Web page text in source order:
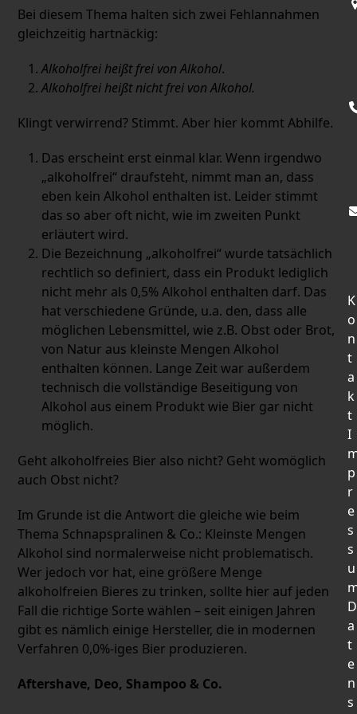
Bei diesem Thema halten sich zwei Fehlannahmen
gleichzeitig hartnäckig:
Alkoholfrei heißt frei von Alkohol.
Alkoholfrei heißt nicht frei von Alkohol.
Klingt verwirrend? Stimmt. Aber hier kommt Abhilfe.
Das erscheint erst einmal klar. Wenn irgendwo
„alkoholfrei“ draufsteht, nimmt man an, dass
eben kein Alkohol enthalten ist. Leider stimmt
das so aber oft nicht, wie im zweiten Punkt
erläutert wird.
Die Bezeichnung „alkoholfrei“ wurde tatsächlich
rechtlich so definiert, dass ein Produkt lediglich
nicht mehr als 0,5% Alkohol enthalten darf. Das
hat verschiedene Gründe, u.a. den, dass alle
möglichen Lebensmittel, wie z.B. Obst oder Brot,
von Natur aus kleinste Mengen Alkohol
enthalten können. Lange Zeit war außerdem
technisch die vollständige Beseitigung von
Alkohol aus einem Produkt wie Bier gar nicht
möglich.
Geht alkoholfreies Bier also nicht? Geht womöglich
auch Obst nicht?
Im Grunde ist die Antwort die gleiche wie beim
Thema Schnapspralinen & Co.: Kleinste Mengen
Alkohol sind normalerweise nicht problematisch.
Wer jedoch vor hat, eine größere Menge
alkoholfreien Bieres zu trinken, sollte hier auf jeden
Fall die richtige Sorte wählen – seit einigen Jahren
gibt es nämlich einige Hersteller, die in modernen
Verfahren 0,0%-iges Bier produzieren.
Aftershave, Deo, Shampoo & Co.
K
o
n
t
a
k
t
I
p
r
e
s
s
u
D
a
t
e
n
s